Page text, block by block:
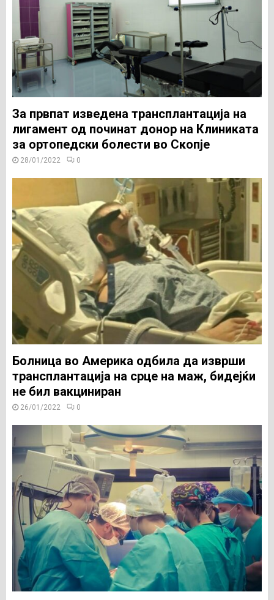
За првпат изведена трансплантација на
лигамент од починат донор на Клиниката
за ортопедски болести во Скопје
28/01/2022 0
Болница во Америка одбила да изврши
трансплантација на срце на маж, бидејќи
не бил вакциниран
26/01/2022 0